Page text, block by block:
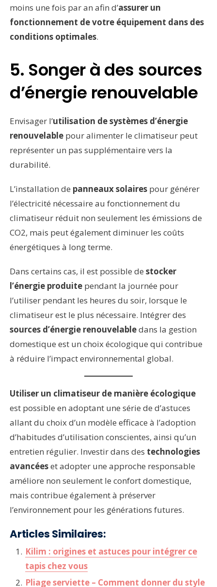
moins une fois par an afin d’assurer un
fonctionnement de votre équipement dans des
conditions optimales.
5. Songer à des sources
d’énergie renouvelable
Envisager l’utilisation de systèmes d’énergie
renouvelable pour alimenter le climatiseur peut
représenter un pas supplémentaire vers la
durabilité.
L’installation de panneaux solaires pour générer
l’électricité nécessaire au fonctionnement du
climatiseur réduit non seulement les émissions de
CO2, mais peut également diminuer les coûts
énergétiques à long terme.
Dans certains cas, il est possible de stocker
l’énergie produite pendant la journée pour
l’utiliser pendant les heures du soir, lorsque le
climatiseur est le plus nécessaire. Intégrer des
sources d’énergie renouvelabledans la gestion
domestique est un choix écologique qui contribue
à réduire l’impact environnemental global.
Utiliser un climatiseur de manière écologique
est possible en adoptant une série de d’astuces
allant du choix d’un modèle efficace à l’adoption
d’habitudes d’utilisation conscientes, ainsi qu’un
entretien régulier. Investir dans des technologies
avancéeset adopter une approche responsable
améliore non seulement le confort domestique,
mais contribue également à préserver
l’environnement pour les générations futures.
Articles Similaires:
Kilim : origines et astuces pour intégrer ce
tapis chez vous
Pliage serviette – Comment donner du style